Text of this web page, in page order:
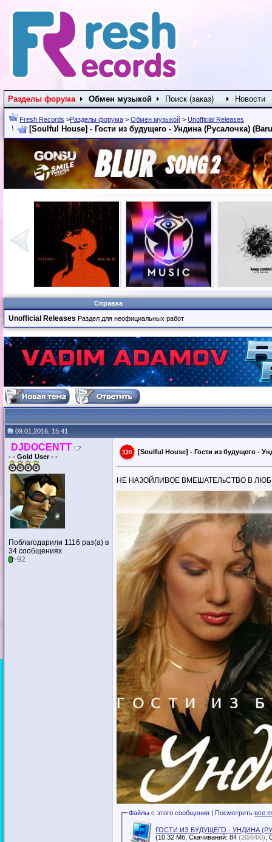
Разделы форума Обмен музыкой Поиск (заказ) Новости
Fresh Records >Разделы форума > Обмен музыкой > Unofficial Releases
[Soulful House] - Гости из будущего - Ундина (Русалочка)
Справка
Unofficial Releases Раздел для неофициальных работ
09.01.2016, 15:41
DJDOCENTT
- - Gold User - -
Поблагодарили 1116 раз(а) в
34 сообщениях
~92
[Soulful House] - Гости из будущего -
НЕ НАЗОЙЛИВОЕ ВМЕШАТЕЛьСТВО В
Файлы с этого сообщения | Посмотретьвсе
ГОСТИ ИЗ БУДУЩЕГО - УНДИНА
(10.32 Мб, Скачиваний: 84(20/64/0)